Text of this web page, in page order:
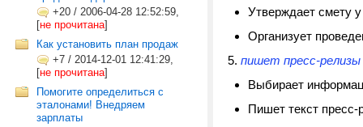
+20 / 2006-04-28 12:52:59,
[не прочитана]
Как установить план продаж
+7 / 2014-12-01 12:41:29,
[не прочитана]
Помогите определиться с
эталонами! Внедряем
зарплаты
Утверждает смету
Организует
5. пишет пресс-релизы
Выбирает
Пишет текст пресс-